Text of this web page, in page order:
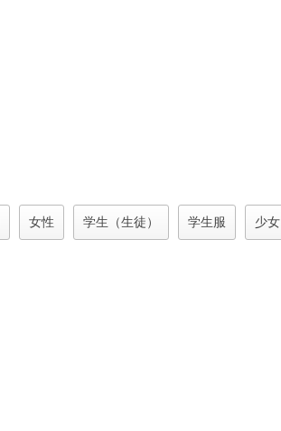
女性 学生（生徒） 学生服 少女